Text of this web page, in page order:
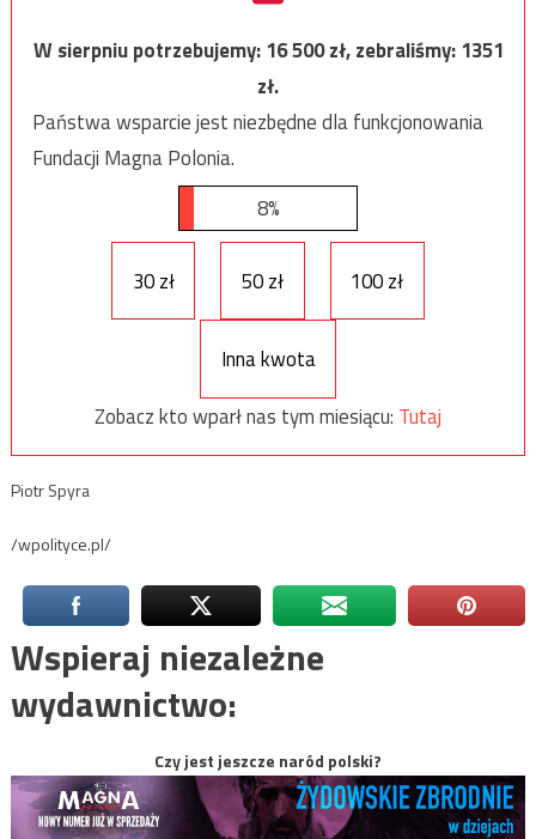
W sierpniu potrzebujemy:16 500zł, zebraliśmy:1351
zł.
Państwa wsparcie jest niezbędne dla funkcjonowania
Fundacji Magna Polonia.
8%
30 zł 50 zł 100 zł
Inna kwota
Zobacz kto wparł nas tym miesiącu: Tutaj
Piotr Spyra
/wpolityce.pl/
Wspieraj niezależne
wydawnictwo:
Czy jest jeszcze naród polski?